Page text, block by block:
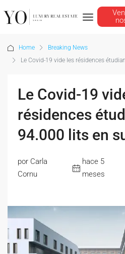
Home
Breaking News
Le Covid-19 vide les résidences
Le Covid-19
résidences
94.000 lits en
por Carla
Cornu
hace 5
meses